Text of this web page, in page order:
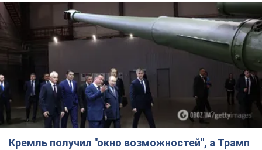
Кремль получил "окно возможностей", а Трамп